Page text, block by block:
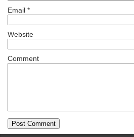
Email *
Website
Comment